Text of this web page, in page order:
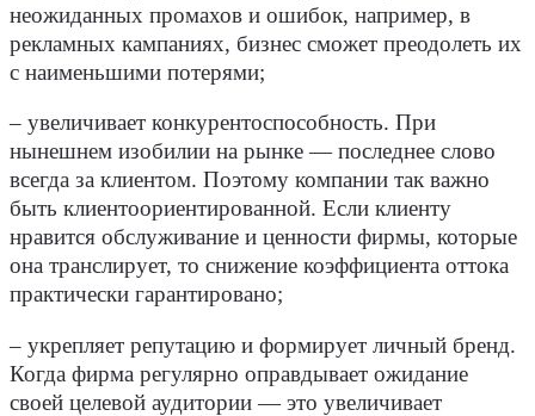
неожиданных промахов и ошибок, например, в
рекламных кампаниях, бизнес сможет преодолеть их
с наименьшими потерями;
– увеличивает конкурентоспособность. При
нынешнем изобилии на рынке — последнее слово
всегда за клиентом. Поэтому компании так важно
быть клиентоориентированной. Если клиенту
нравится обслуживание и ценности фирмы, которые
она транслирует, то снижение коэффициента оттока
практически гарантировано;
– укрепляет репутацию и формирует личный бренд.
Когда фирма регулярно оправдывает ожидание
своей целевой аудитории — это увеличивает